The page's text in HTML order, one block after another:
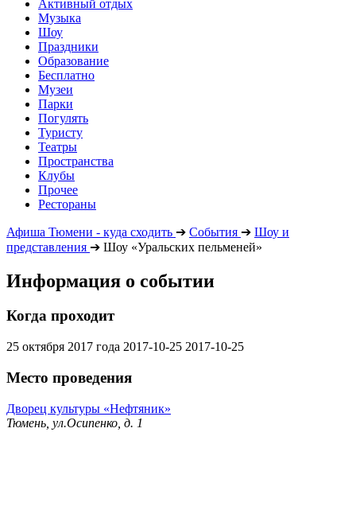
Активный отдых
Музыка
Шоу
Праздники
Образование
Бесплатно
Музеи
Парки
Погулять
Туристу
Театры
Пространства
Клубы
Прочее
Рестораны
Афиша Тюмени - куда сходить ➔ События ➔ Шоу и
представления ➔ Шоу «Уральских пельменей»
Информация о событии
Когда проходит
25 октября 2017 года 2017-10-25 2017-10-25
Место проведения
Дворец культуры «Нефтяник»
Тюмень, ул.Осипенко, д. 1